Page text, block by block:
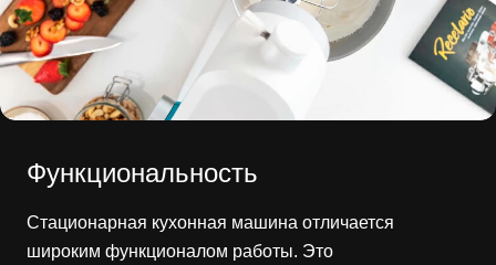
Функциональность
Стационарная кухонная машина отличается
широким функционалом работы. Это